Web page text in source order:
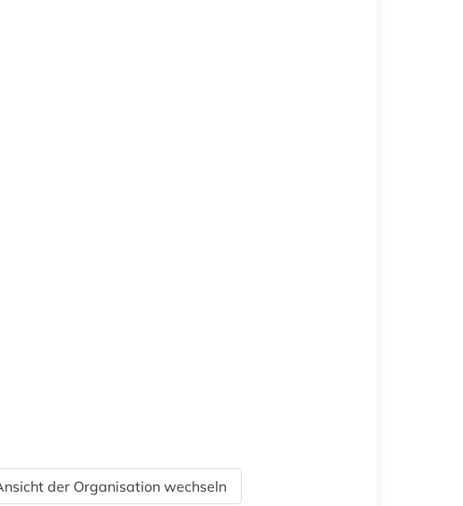
der Organisation wechseln